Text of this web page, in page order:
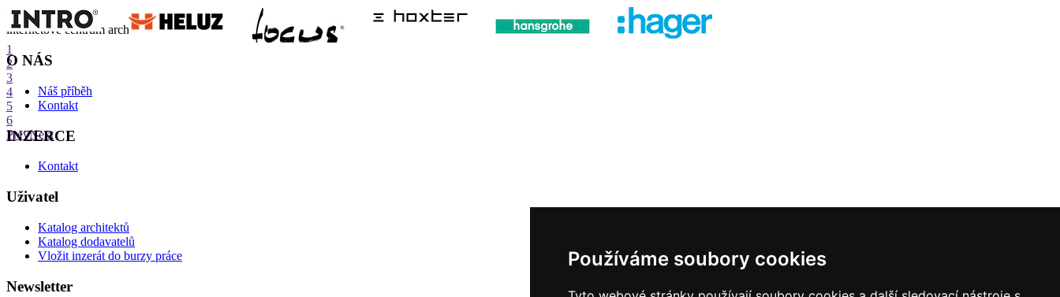
Používáme soubory cookies
1
2
3
4
5
6
PrevNext
internetové centrum architektury
O NÁS
Náš příběh
Kontakt
INZERCE
Kontakt
Uživatel
Katalog architektů
Katalog dodavatelů
Vložit inzerát do burzy práce
Newsletter